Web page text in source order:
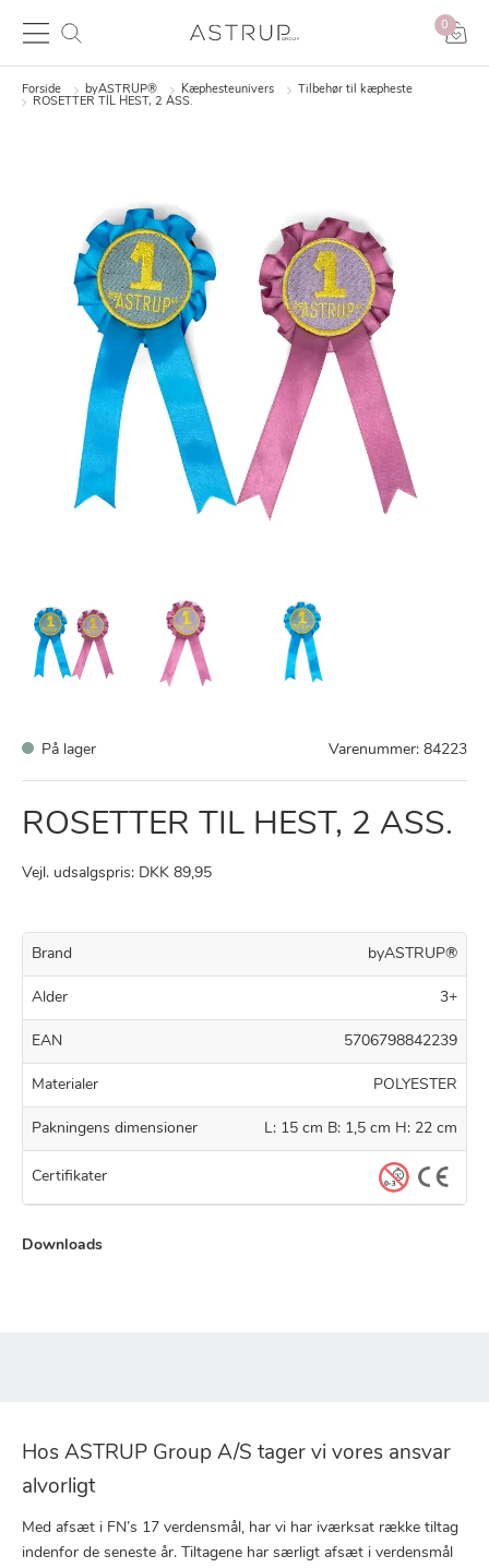
0
Forside byASTRUP® Kæphesteunivers
Tilbehør til kæpheste
ROSETTER TIL HEST, 2 ASS.
På lager Varenummer: 84223
ROSETTER TIL HEST, 2 ASS.
Vejl. udsalgspris: DKK 89,95
Brand byASTRUP®
Alder 3+
EAN 5706798842239
Materialer POLYESTER
Pakningens dimensioner L: 15 cm B: 1,5 cm H: 22 cm
Certifikater
Downloads
Hos ASTRUP Group A/S tager vi vores ansvar
alvorligt
Med afsæt i FN’s 17 verdensmål, har vi har iværksat række tiltag
indenfor de seneste år. Tiltagene har særligt afsæt i verdensmål